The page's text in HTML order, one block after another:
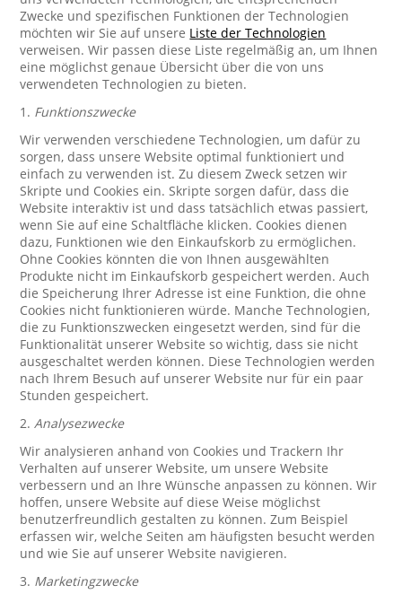
Zwecke und spezifischen Funktionen der Technologien
möchten wir Sie auf unsere Liste der Technologien
verweisen. Wir passen diese Liste regelmäßig an, um Ihnen
eine möglichst genaue Übersicht über die von uns
verwendeten Technologien zu bieten.
1. Funktionszwecke
Wir verwenden verschiedene Technologien, um dafür zu
sorgen, dass unsere Website optimal funktioniert und
einfach zu verwenden ist. Zu diesem Zweck setzen wir
Skripte und Cookies ein. Skripte sorgen dafür, dass die
Website interaktiv ist und dass tatsächlich etwas passiert,
wenn Sie auf eine Schaltfläche klicken. Cookies dienen
dazu, Funktionen wie den Einkaufskorb zu ermöglichen.
Ohne Cookies könnten die von Ihnen ausgewählten
Produkte nicht im Einkaufskorb gespeichert werden. Auch
die Speicherung Ihrer Adresse ist eine Funktion, die ohne
Cookies nicht funktionieren würde. Manche Technologien,
die zu Funktionszwecken eingesetzt werden, sind für die
Funktionalität unserer Website so wichtig, dass sie nicht
ausgeschaltet werden können. Diese Technologien werden
nach Ihrem Besuch auf unserer Website nur für ein paar
Stunden gespeichert.
2.Analysezwecke
Wir analysieren anhand von Cookies und Trackern Ihr
Verhalten auf unserer Website, um unsere Website
verbessern und an Ihre Wünsche anpassen zu können. Wir
hoffen, unsere Website auf diese Weise möglichst
benutzerfreundlich gestalten zu können. Zum Beispiel
erfassen wir, welche Seiten am häufigsten besucht werden
und wie Sie auf unserer Website navigieren.
3. Marketingzwecke